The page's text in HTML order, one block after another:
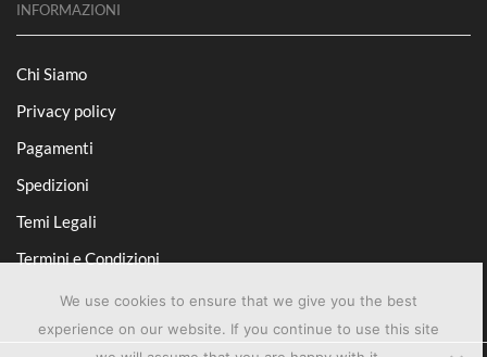
INFORMAZIONI
Chi Siamo
Privacy policy
Pagamenti
Spedizioni
Temi Legali
Termini e Condizioni
We use cookies to ensure that we give you the best
experience on our website. If you continue to use this site